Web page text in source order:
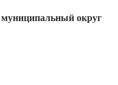
округ